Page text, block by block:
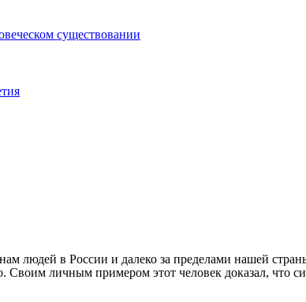
существовании
людей в России и далеко за пределами нашей
Своим личным примером этот человек доказал, что